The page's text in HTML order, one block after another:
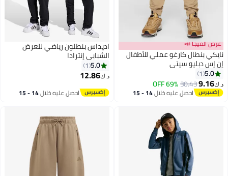
عرض الميجا 📣
نايكي بنطال كارغو عملي للأطفال
إن إس دبليو سيتي
5.0
1
د.ك‏9.16
30.43
69% OFF
احصل عليه خلال 14 - 15
اديداس بنطلون رياضي للعرض
الشبابي إنترادا
5.0
1
د.ك‏12.86
احصل عليه خلال 14 - 15